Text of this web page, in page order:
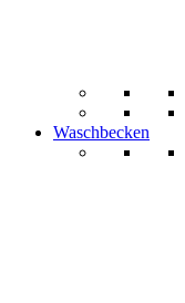
Waschbecken